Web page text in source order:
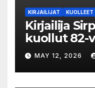
KIRJAILIJAT KUOLLEET
Kirjailija
kuollut 82-
MAY 12, 2026